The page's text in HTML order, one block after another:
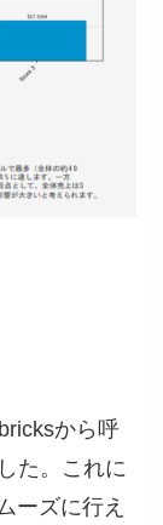
から呼
た。これに
ーズに行え